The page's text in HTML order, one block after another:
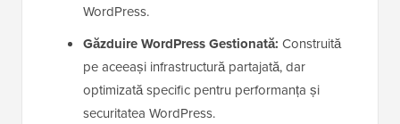
WordPress.
Găzduire WordPress Gestionată: Construită
pe aceeași infrastructură partajată, dar
optimizată specific pentru performanța și
securitatea WordPress.